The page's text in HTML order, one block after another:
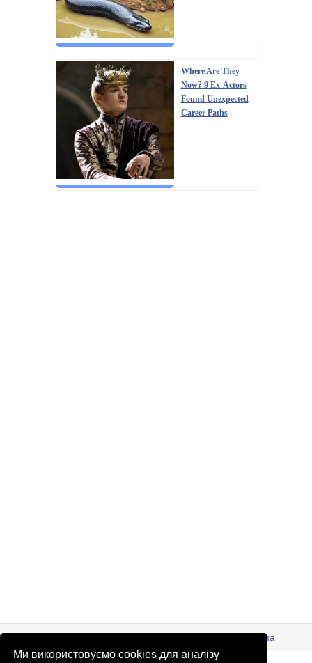
Ми використовуємо cookies для аналізу
Where Are They
Now? 9 Ex-Actors
Found Unexpected
Career Paths
© Патріоти України 2026 Правова інформація
Реклама